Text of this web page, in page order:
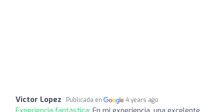
Victor Lopez Publicada en 4 years ago